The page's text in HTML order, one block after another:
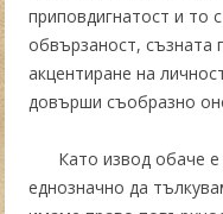
приповдигнатост и то
обвързаност, съзната
акцентиране на
довърши съобразно
Като извод обаче
еднозначно да